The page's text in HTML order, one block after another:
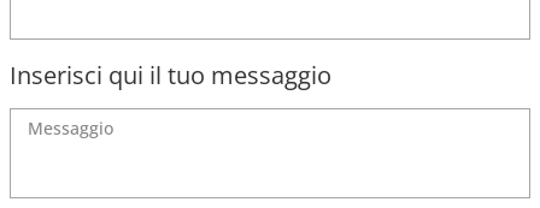
Inserisci qui il tuo messaggio